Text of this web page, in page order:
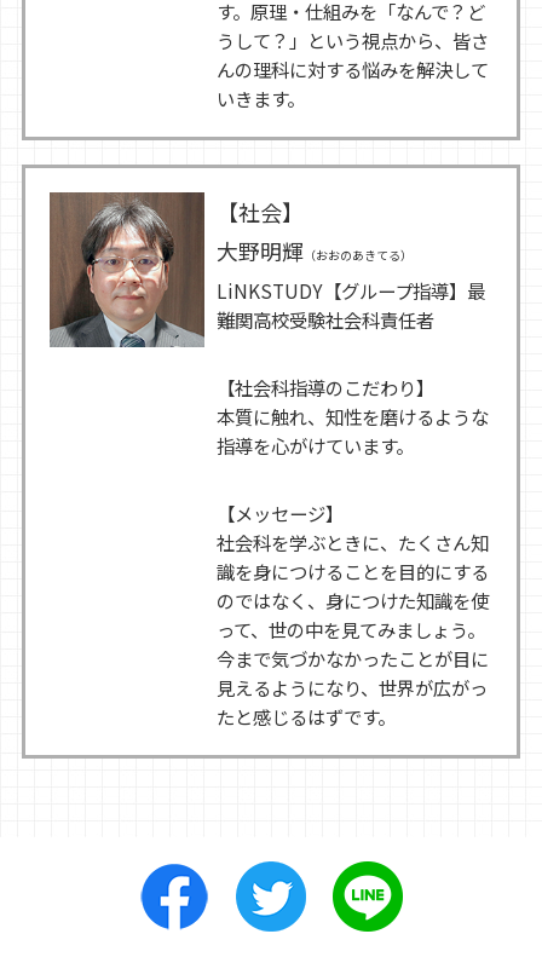
す。原理・仕組みを「なんで？ど
うして？」という視点から、皆さ
んの理科に対する悩みを解決して
いきます。
【社会】
大野明輝 （おおのあきてる）
LiNKSTUDY【グループ指導】最
難関高校受験社会科責任者
【社会科指導のこだわり】
本質に触れ、知性を磨けるような
指導を心がけています。
【メッセージ】
社会科を学ぶときに、たくさん知
識を身につけることを目的にする
のではなく、身につけた知識を使
って、世の中を見てみましょう。
今まで気づかなかったことが目に
見えるようになり、世界が広がっ
たと感じるはずです。